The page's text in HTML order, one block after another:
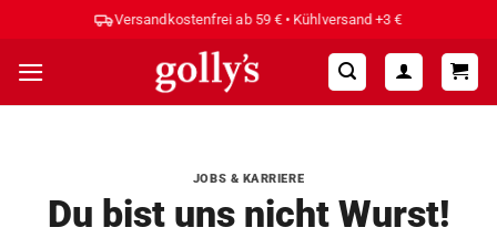
springen
Versandkostenfrei ab 59 € • Kühlversand +3 €
JOBS & KARRIERE
Du bist uns nicht Wurst!